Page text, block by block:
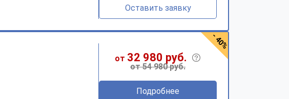
Оставить заявку
от 32 980 руб.
от 54 980 руб.
Подробнее
- 40%